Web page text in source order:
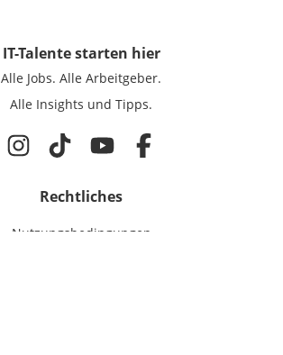
IT-Talentestarten hier
Alle Jobs. Alle Arbeitgeber.
Alle Insights und Tipps.
Rechtliches
Nutzungsbedingungen